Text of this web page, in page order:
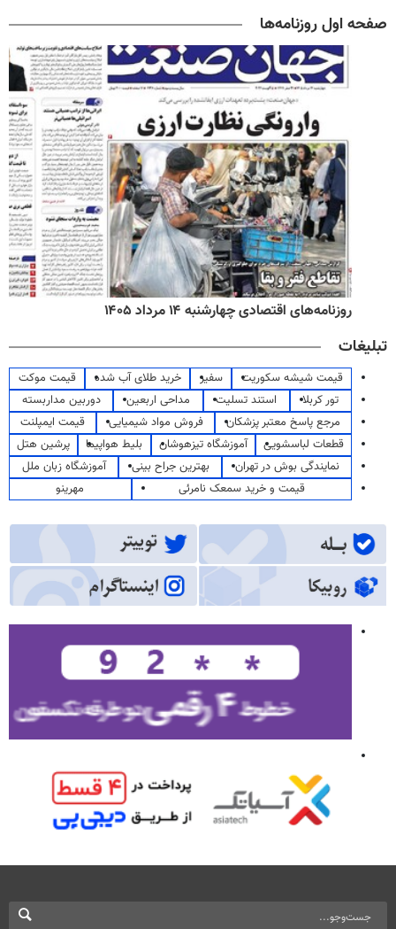
صفحه اول روزنامه‌ها
روزنامه‌های اقتصادی چهارشنبه ۱۴ مرداد ۱۴۰۵
تبلیغات
قیمت شیشه سکوریت سفیر خرید طلای آب شده
قیمت موکت
تور کربلا
استند تسلیت مداحی اربعین
دوربین مداربسته
مرجع پاسخ معتبر پزشکان
فروش مواد شیمیایی
قیمت ایمپلنت
قطعات لباسشویی
آموزشگاه تیزهوشان بلیط هواپیما
پرشین هتل
نمایندگی بوش در تهران
بهترین جراح بینی
آموزشگاه زبان ملل
قیمت و خرید سمعک نامرئی
مهرینو